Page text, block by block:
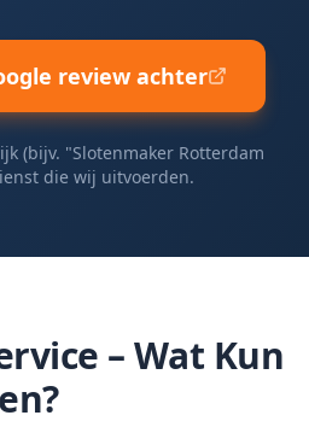
review achter
(bijv. "Slotenmaker Rotterdam
die wij uitvoerden.
– Wat Kun